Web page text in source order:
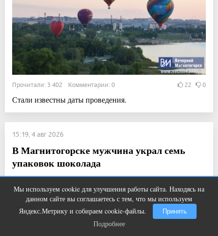
Прочитали: 3 402 Комментарии: 0 22 0
Стали известны даты проведения.
15:19, 4 авг 2026
В Магнитогорске мужчина украл семь
упаковок шоколада
Новости
Мы используем cookie для улучшения работы сайта. Находясь на
данном сайте вы соглашаетесь с тем, что мы используем
Яндекс.Метрику и собираем cookie-файлы.
Принять
Подробнее
Этот танец невесты оставит вас без
слов! Пересмотрела 10 раз
Подробнее